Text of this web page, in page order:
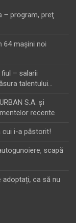
– program, preţ
64 maşini noi
– salarii
talentului…
S.A. şi
recente
cui i-a păstorit!
scapă
adoptați, ca să nu